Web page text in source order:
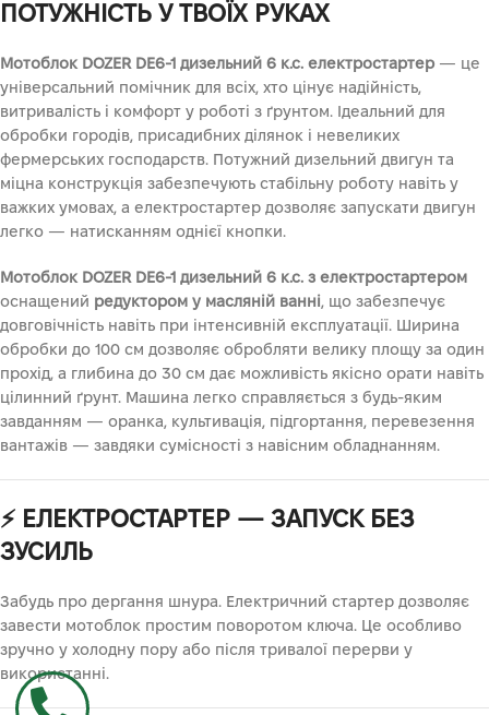
ПОТУЖНІСТЬ У ТВОЇХ РУКАХ
Мотоблок DOZER DE6-1 дизельний 6 к.с. електростартер— це
універсальний помічник для всіх, хто цінує надійність,
витривалість і комфорт у роботі з ґрунтом. Ідеальний для
обробки городів, присадибних ділянок і невеликих
фермерських господарств. Потужний дизельний двигун та
міцна конструкція забезпечують стабільну роботу навіть у
важких умовах, а електростартер дозволяє запускати двигун
легко — натисканням однієї кнопки.
Мотоблок DOZER DE6-1 дизельний 6 к.с. з електростартером
оснащений редуктором у масляній ванні, що забезпечує
довговічність навіть при інтенсивній експлуатації. Ширина
обробки до 100 см дозволяє обробляти велику площу за один
прохід, а глибина до 30 см дає можливість якісно орати навіть
цілинний ґрунт. Машина легко справляється з будь-яким
завданням — оранка, культивація, підгортання, перевезення
вантажів — завдяки сумісності з навісним обладнанням.
⚡ ЕЛЕКТРОСТАРТЕР — ЗАПУСК БЕЗ
ЗУСИЛЬ
Забудь про дергання шнура. Електричний стартер дозволяє
завести мотоблок простим поворотом ключа. Це особливо
зручно у холодну пору або після тривалої перерви у
використанні.